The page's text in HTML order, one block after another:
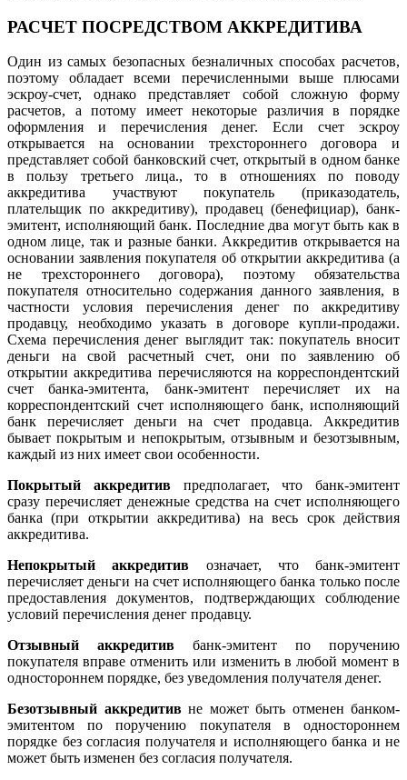
РАСЧЕТ ПОСРЕДСТВОМ АККРЕДИТИВА
Один из самых безопасных безналичных способах расчетов,
поэтому обладает всеми перечисленными выше плюсами
эскроу-счет, однако представляет собой сложную форму
расчетов, а потому имеет некоторые различия в порядке
оформления и перечисления денег. Если счет эскроу
открывается на основании трехстороннего договора и
представляет собой банковский счет, открытый в одном банке
в пользу третьего лица., то в отношениях по поводу
аккредитива участвуют покупатель (приказодатель,
плательщик по аккредитиву), продавец (бенефициар), банк-
эмитент, исполняющий банк. Последние два могут быть как в
одном лице, так и разные банки. Аккредитив открывается на
основании заявления покупателя об открытии аккредитива (а
не трехстороннего договора), поэтому обязательства
покупателя относительно содержания данного заявления, в
частности условия перечисления денег по аккредитиву
продавцу, необходимо указать в договоре купли-продажи.
Схема перечисления денег выглядит так: покупатель вносит
деньги на свой расчетный счет, они по заявлению об
открытии аккредитива перечисляются на корреспондентский
счет банка-эмитента, банк-эмитент перечисляет их на
корреспондентский счет исполняющего банк, исполняющий
банк перечисляет деньги на счет продавца. Аккредитив
бывает покрытым и непокрытым, отзывным и безотзывным,
каждый из них имеет свои особенности.
Покрытый аккредитивпредполагает, что банк-эмитент
сразу перечисляет денежные средства на счет исполняющего
банка (при открытии аккредитива) на весь срок действия
аккредитива.
Непокрытый аккредитив означает, что банк-эмитент
перечисляет деньги на счет исполняющего банка только после
предоставления документов, подтверждающих соблюдение
условий перечисления денег продавцу.
Отзывный аккредитив банк-эмитент по поручению
покупателя вправе отменить или изменить в любой момент в
одностороннем порядке, без уведомления получателя денег.
Безотзывный аккредитив не может быть отменен банком-
эмитентом по поручению покупателя в одностороннем
порядке без согласия получателя и исполняющего банка и не
может быть изменен без согласия получателя.